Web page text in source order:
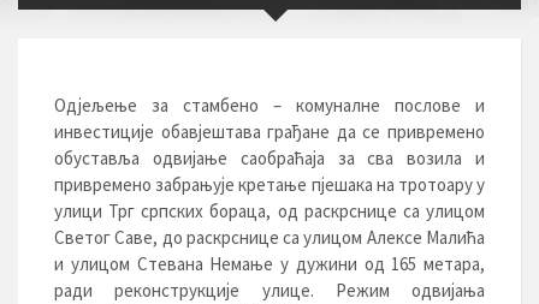
Одјељење за стамбено – комуналне послове и
инвестиције обавјештава грађане да се привремено
обуставља одвијање саобраћаја за сва возила и
привремено забрањује кретање пјешака на тротоару у
улици Трг српских бораца, од раскрснице са улицом
Светог Саве, до раскрснице са улицом Алексе Малића
и улицом Стевана Немање у дужини од 165 метара,
ради реконструкције улице. Режим одвијања